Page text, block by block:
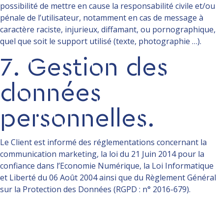
possibilité de mettre en cause la responsabilité civile et/ou
pénale de l’utilisateur, notamment en cas de message à
caractère raciste, injurieux, diffamant, ou pornographique,
quel que soit le support utilisé (texte, photographie …).
7. Gestion des
données
personnelles.
Le Client est informé des réglementations concernant la
communication marketing, la loi du 21 Juin 2014 pour la
confiance dans l’Economie Numérique, la Loi Informatique
et Liberté du 06 Août 2004 ainsi que du Règlement Général
sur la Protection des Données (RGPD : n° 2016-679).